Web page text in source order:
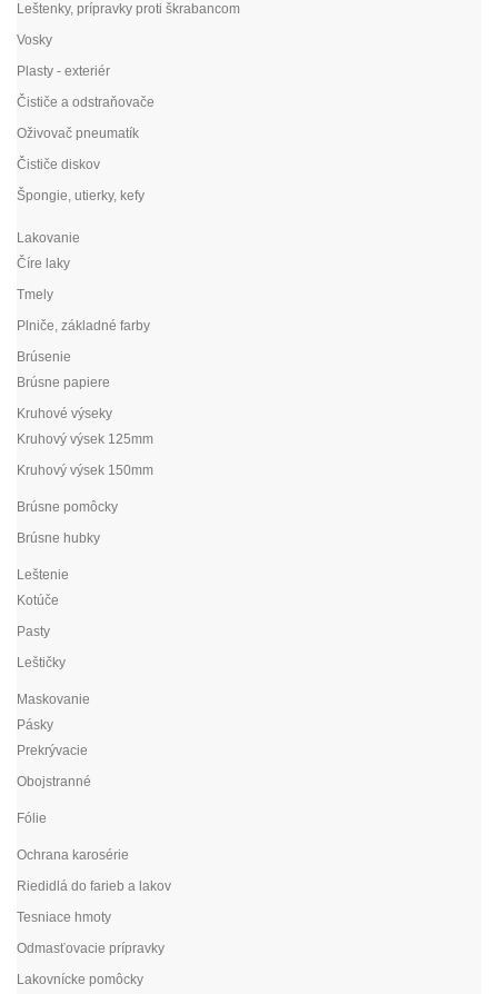
Leštenky, prípravky proti škrabancom
Vosky
Plasty - exteriér
Čističe a odstraňovače
Oživovač pneumatík
Čističe diskov
Špongie, utierky, kefy
Lakovanie
Číre laky
Tmely
Plniče, základné farby
Brúsenie
Brúsne papiere
Kruhové výseky
Kruhový výsek 125mm
Kruhový výsek 150mm
Brúsne pomôcky
Brúsne hubky
Leštenie
Kotúče
Pasty
Leštičky
Maskovanie
Pásky
Prekrývacie
Obojstranné
Fólie
Ochrana karosérie
Riedidlá do farieb a lakov
Tesniace hmoty
Odmasťovacie prípravky
Lakovnícke pomôcky